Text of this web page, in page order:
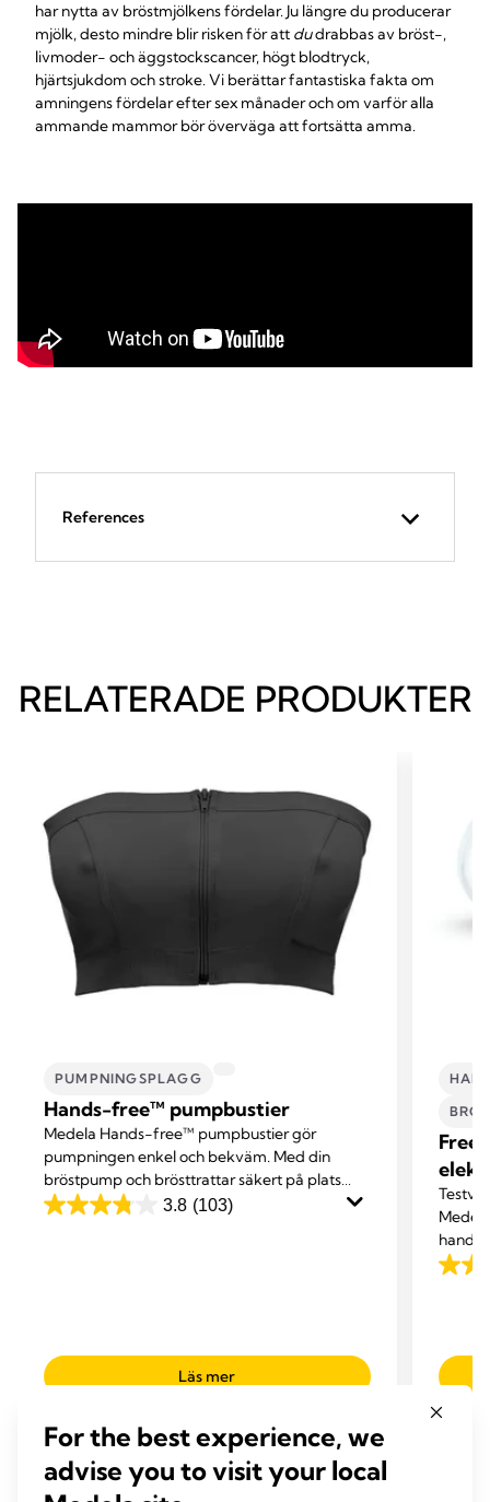
har nytta av bröstmjölkens fördelar. Ju längre du producerar
mjölk, desto mindre blir risken för att dudrabbas av bröst-,
livmoder- och äggstockscancer, högt blodtryck,
hjärtsjukdom och stroke. Vi berättar fantastiska fakta om
amningens fördelar efter sex månader och om varför alla
ammande mammor bör överväga att fortsätta amma.
References
RELATERADE PRODUKTER
PUMPNINGSPLAGG
Hands-free™ pumpbustier
Medela Hands-free™ pumpbustier gör
pumpningen enkel och bekväm. Med din
bröstpump och brösttrattar säkert på plats
kan du fortsätta med andra aktiviteter eller
3.8 (103)
3.8
Läs mer
att du
4.1
688
For the best experience, we
advise you to visit your local